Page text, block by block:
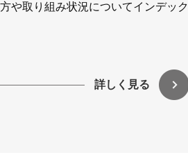
や取り組み状況についてインデック
詳しく見る